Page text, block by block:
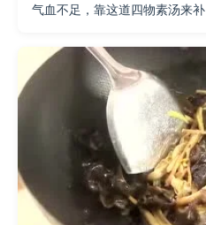
气血不足，靠这道四物素汤来补